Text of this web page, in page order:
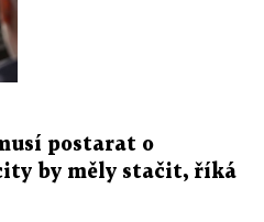
postarat o
by měly stačit, říká